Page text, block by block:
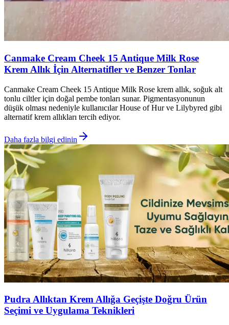
Canmake Cream Cheek 15 Antique Milk Rose
Krem Allık İçin Alternatifler ve Benzer Tonlar
Canmake Cream Cheek 15 Antique Milk Rose krem allık, soğuk alt
tonlu ciltler için doğal pembe tonları sunar. Pigmentasyonunun
düşük olması nedeniyle kullanıcılar House of Hur ve Lilybyred gibi
alternatif krem allıkları tercih ediyor.
Daha fazla bilgi edinin
Pudra Allıktan Krem Allığa Geçişte Doğru Ürün
Seçimi ve Uygulama Teknikleri